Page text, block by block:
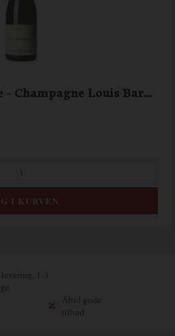
Zéro Dosage Topaze - Champagne Louis Barthélémy
1-3
Altid gode
tilbud